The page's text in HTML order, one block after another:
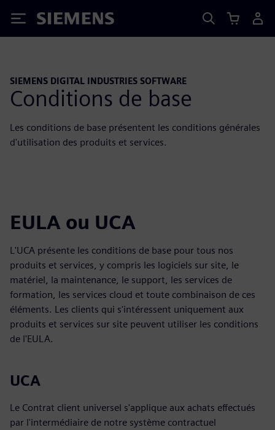
Siemens
SIEMENS DIGITAL INDUSTRIES SOFTWARE
Conditions de base
Les conditions de base présentent les conditions générales
d'utilisation des produits et services.
EULA ou UCA
L'UCA présente les conditions de base pour tous nos
produits et services, y compris les logiciels sur site, le
matériel, la maintenance, le support, les services de
formation, les services cloud et toute combinaison de ces
éléments. Les clients qui s'intéressent uniquement aux
produits et services sur site peuvent utiliser les conditions
de l'EULA.
UCA
Le Contrat client universel s'applique aux achats effectués
par l'intermédiaire de notre système contractuel